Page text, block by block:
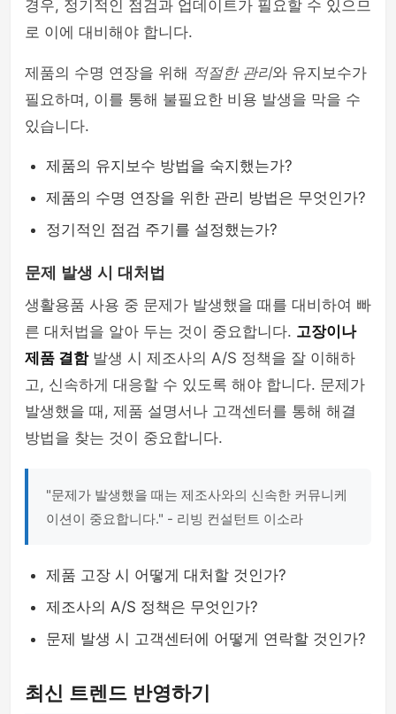
경우, 정기적인 점검과 업데이트가 필요할 수 있으므
로 이에 대비해야 합니다.
제품의 수명 연장을 위해 적절한 관리와 유지보수가
필요하며, 이를 통해 불필요한 비용 발생을 막을 수
있습니다.
제품의 유지보수 방법을 숙지했는가?
제품의 수명 연장을 위한 관리 방법은 무엇인가?
정기적인 점검 주기를 설정했는가?
문제 발생 시 대처법
생활용품 사용 중 문제가 발생했을 때를 대비하여 빠
른 대처법을 알아 두는 것이 중요합니다. 고장이나
제품 결함발생 시 제조사의 A/S 정책을 잘 이해하
고, 신속하게 대응할 수 있도록 해야 합니다. 문제가
발생했을 때, 제품 설명서나 고객센터를 통해 해결
방법을 찾는 것이 중요합니다.
"문제가 발생했을 때는 제조사와의 신속한 커뮤니케
이션이 중요합니다." - 리빙 컨설턴트 이소라
제품 고장 시 어떻게 대처할 것인가?
제조사의 A/S 정책은 무엇인가?
문제 발생 시 고객센터에 어떻게 연락할 것인가?
최신 트렌드 반영하기